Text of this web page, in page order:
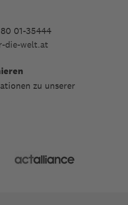
01-35444
die-welt.at
zu unserer